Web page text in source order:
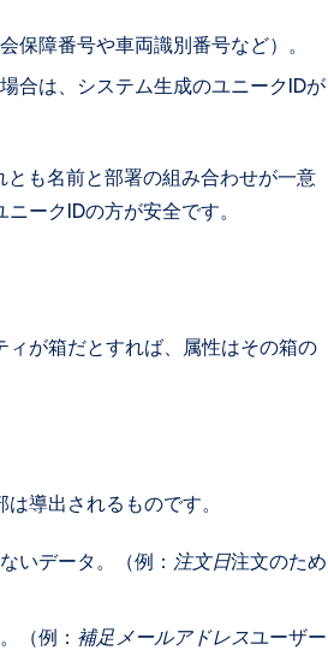
保障番号や車両識別番号など）。
合は、システム生成のユニークIDが
も名前と部署の組み合わせが一意
ークIDの方が安全です。
が箱だとすれば、属性はその箱の
導出されるものです。
いデータ。（例： 注文日注文のため
（例： 補足メールアドレスユーザー